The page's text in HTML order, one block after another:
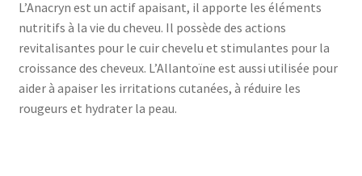
L’Anacryn est un actif apaisant, il apporte les éléments
nutritifs à la vie du cheveu. Il possède des actions
revitalisantes pour le cuir chevelu et stimulantes pour la
croissance des cheveux. L’Allantoïne est aussi utilisée pour
aider à apaiser les irritations cutanées, à réduire les
rougeurs et hydrater la peau.